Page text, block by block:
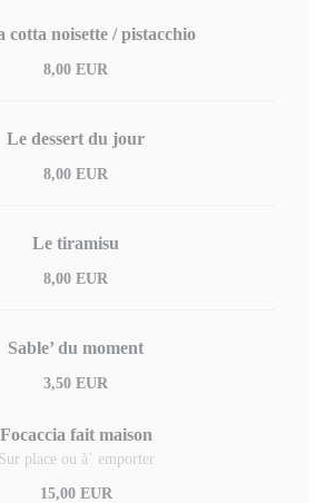
cotta noisette / pistacchio
8,00 EUR
Le dessert du jour
8,00 EUR
Le tiramisu
8,00 EUR
Sable’ du moment
3,50 EUR
Focaccia fait maison
Sur place ou à` emporter
15,00 EUR